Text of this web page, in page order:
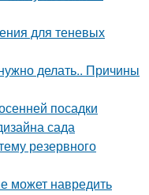
для теневых
делать.. Причины
посадки
сада
резервного
может навредить